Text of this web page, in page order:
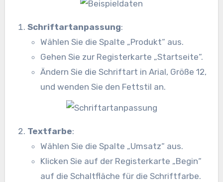
Schriftartanpassung:
Wählen Sie die Spalte „Produkt“ aus.
Gehen Sie zur Registerkarte „Startseite“.
Ändern Sie die Schriftart in Arial, Größe 12,
und wenden Sie den Fettstil an.
Textfarbe:
Wählen Sie die Spalte „Umsatz“ aus.
Klicken Sie auf der Registerkarte „Begin“
auf die Schaltfläche für die Schriftfarbe.